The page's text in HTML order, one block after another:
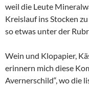
weil die Leute
Kreislauf ins Stocken
so etwas unter der
Wein und Klopapier,
erinnern mich diese
Avernerschild“, wo die